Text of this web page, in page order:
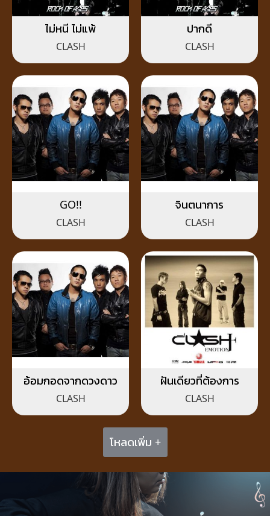
ไม่หนี ไม่แพ้
CLASH
ปากดี
CLASH
GO!!
CLASH
จินตนาการ
CLASH
อ้อมกอดจากดวงดาว
CLASH
ฝันเดียวที่ต้องการ
CLASH
โหลดเพิ่ม +